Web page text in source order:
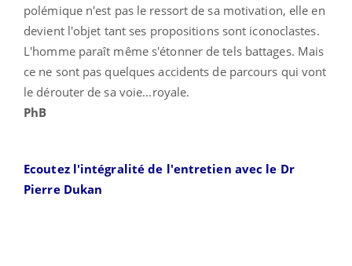
polémique n'est pas le ressort de sa motivation, elle en
devient l'objet tant ses propositions sont iconoclastes.
L'homme paraît même s'étonner de tels battages. Mais
ce ne sont pas quelques accidents de parcours qui vont
le dérouter de sa voie...royale.
PhB
Ecoutez l'intégralité de l'entretien avec le Dr
Pierre Dukan